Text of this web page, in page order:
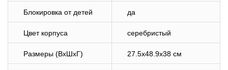
Блокировка от детей да
Цвет корпуса серебристый
Размеры (ВхШхГ) 27.5x48.9x38 см